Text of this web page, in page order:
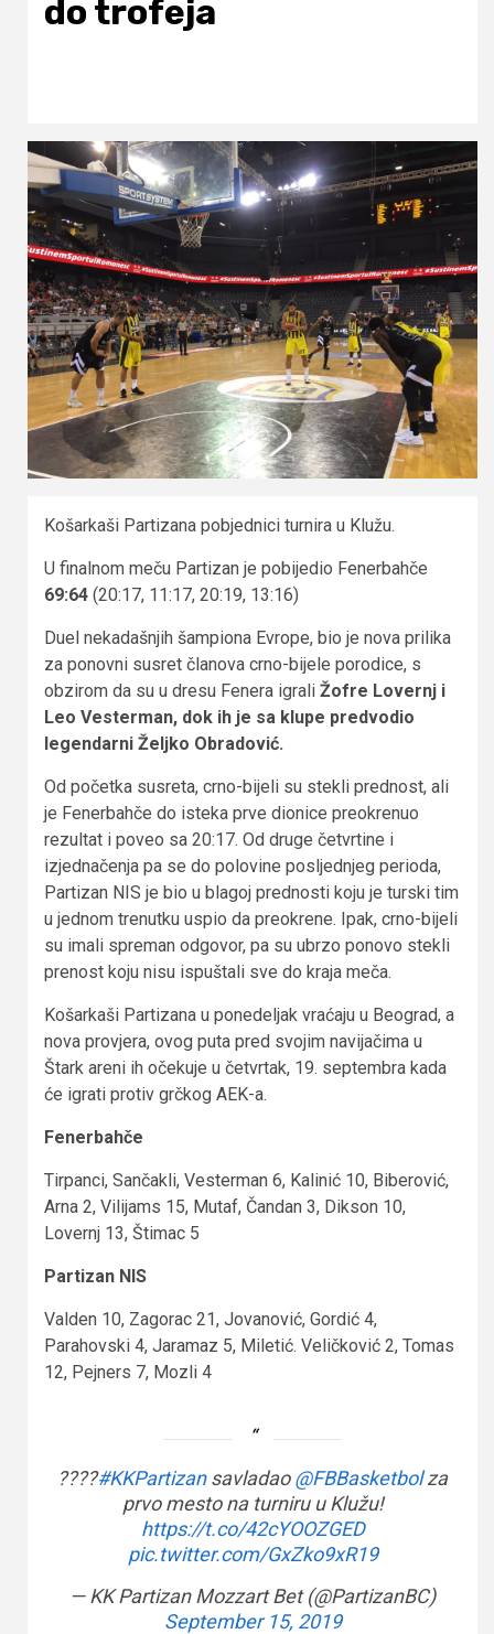
do trofeja
Košarkaši Partizana pobjednici turnira u Klužu.
U finalnom meču Partizan je pobijedio Fenerbahče
69:64 (20:17, 11:17, 20:19, 13:16)
Duel nekadašnjih šampiona Evrope, bio je nova prilika
za ponovni susret članova crno-bijele porodice, s
obzirom da su u dresu Fenera igrali Žofre Lovernj i
Leo Vesterman, dok ih je sa klupe predvodio
legendarni Željko Obradović.
Od početka susreta, crno-bijeli su stekli prednost, ali
je Fenerbahče do isteka prve dionice preokrenuo
rezultat i poveo sa 20:17. Od druge četvrtine i
izjednačenja pa se do polovine posljednjeg perioda,
Partizan NIS je bio u blagoj prednosti koju je turski tim
u jednom trenutku uspio da preokrene. Ipak, crno-bijeli
su imali spreman odgovor, pa su ubrzo ponovo stekli
prenost koju nisu ispuštali sve do kraja meča.
Košarkaši Partizana u ponedeljak vraćaju u Beograd, a
nova provjera, ovog puta pred svojim navijačima u
Štark areni ih očekuje u četvrtak, 19. septembra kada
će igrati protiv grčkog AEK-a.
Fenerbahče
Tirpanci, Sančakli, Vesterman 6, Kalinić 10, Biberović,
Arna 2, Vilijams 15, Mutaf, Čandan 3, Dikson 10,
Lovernj 13, Štimac 5
Partizan NIS
Valden 10, Zagorac 21, Jovanović, Gordić 4,
Parahovski 4, Jaramaz 5, Miletić. Veličković 2, Tomas
12, Pejners 7, Mozli 4
????#KKPartizansavladao@FBBasketbolza
prvo mesto na turniru u Klužu!
https://t.co/42cYOOZGED
pic.twitter.com/GxZko9xR19
— KK Partizan Mozzart Bet (@PartizanBC)
September 15, 2019